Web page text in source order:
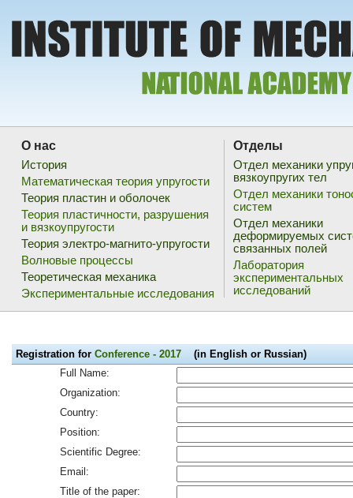
О нас
История
Математическая теория упругости
Теория пластин и оболочек
Теория пластичности, разрушения
и вязкоупругости
Теория электро-магнито-упругости
Волновые процессы
Теоретическая механика
Экспериментальные исследования
Отделы
Отдел механики
вязкоупругих тел
Отдел механики
систем
Отдел механики
деформируемых
связанных полей
Лаборатория
экспериментальных
исследований
Registration for Conference - 2017 (in English or Russian)
Full Name:
Organization:
Country:
Position:
Scientific Degree:
Email:
Title of the paper: